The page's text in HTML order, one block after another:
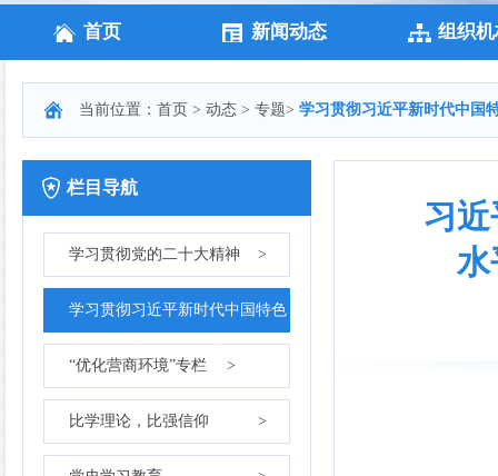
首页 新闻动态 组织
当前位置： 首页 > 动态 > 专题> 学习贯彻习近平新时代中国
栏目导航
学习贯彻党的二十大精神 >
学习贯彻习近平新时代中国特色
“优化营商环境”专栏
>
比学理论，比强信仰 >
习
水